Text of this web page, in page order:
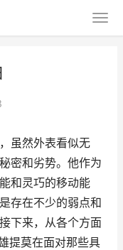
虽然外表看似无
密和劣势。他作为
和灵巧的移动能
存在不少的弱点和
下来，从各个方面
提莫在面对那些具